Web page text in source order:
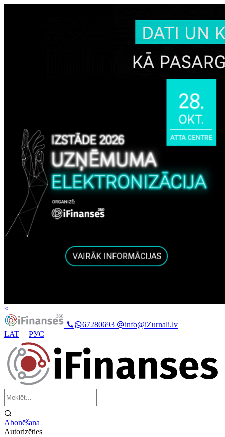
<
67280693
info@iZurnali.lv
LAT | РУС
Abonēšana
Autorizēties